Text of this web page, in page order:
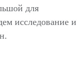
для
исследование и